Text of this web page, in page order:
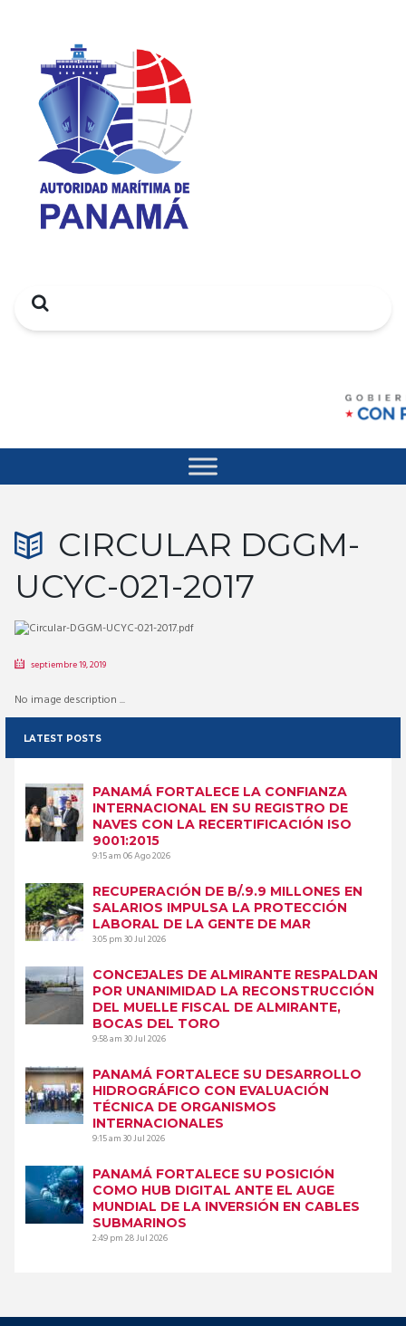
Search
CIRCULAR DGGM-
UCYC-021-2017
septiembre 19, 2019
No image description ...
LATEST POSTS
PANAMÁ FORTALECE LA CONFIANZA
INTERNACIONAL EN SU REGISTRO DE
NAVES CON LA RECERTIFICACIÓN ISO
9001:2015
9:15 am06 Ago 2026
RECUPERACIÓN DE B/.9.9 MILLONES EN
SALARIOS IMPULSA LA PROTECCIÓN
LABORAL DE LA GENTE DE MAR
3:05 pm30 Jul 2026
CONCEJALES DE ALMIRANTE RESPALDAN
POR UNANIMIDAD LA RECONSTRUCCIÓN
DEL MUELLE FISCAL DE ALMIRANTE,
BOCAS DEL TORO
9:58 am30 Jul 2026
PANAMÁ FORTALECE SU DESARROLLO
HIDROGRÁFICO CON EVALUACIÓN
TÉCNICA DE ORGANISMOS
INTERNACIONALES
9:15 am30 Jul 2026
PANAMÁ FORTALECE SU POSICIÓN
COMO HUB DIGITAL ANTE EL AUGE
MUNDIAL DE LA INVERSIÓN EN CABLES
SUBMARINOS
2:49 pm28 Jul 2026